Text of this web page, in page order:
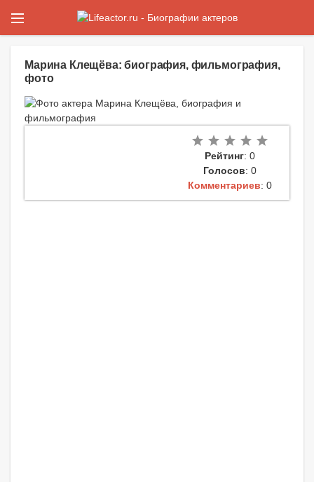
Марина Клещёва: биография, фильмография,
фото
Рейтинг: 0
Голосов: 0
Комментариев: 0